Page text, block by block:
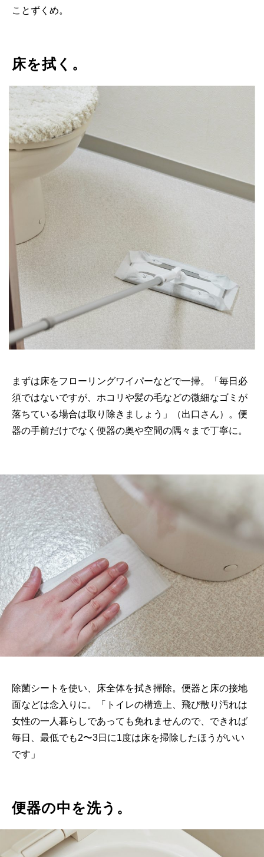
ことずくめ。
床を拭く。
まずは床をフローリングワイパーなどで一掃。「毎日必
須ではないですが、ホコリや髪の毛などの微細なゴミが
落ちている場合は取り除きましょう」（出口さん）。便
器の手前だけでなく便器の奥や空間の隅々まで丁寧に。
除菌シートを使い、床全体を拭き掃除。便器と床の接地
面などは念入りに。「トイレの構造上、飛び散り汚れは
女性の一人暮らしであっても免れませんので、できれば
毎日、最低でも2〜3日に1度は床を掃除したほうがいい
です」
便器の中を洗う。